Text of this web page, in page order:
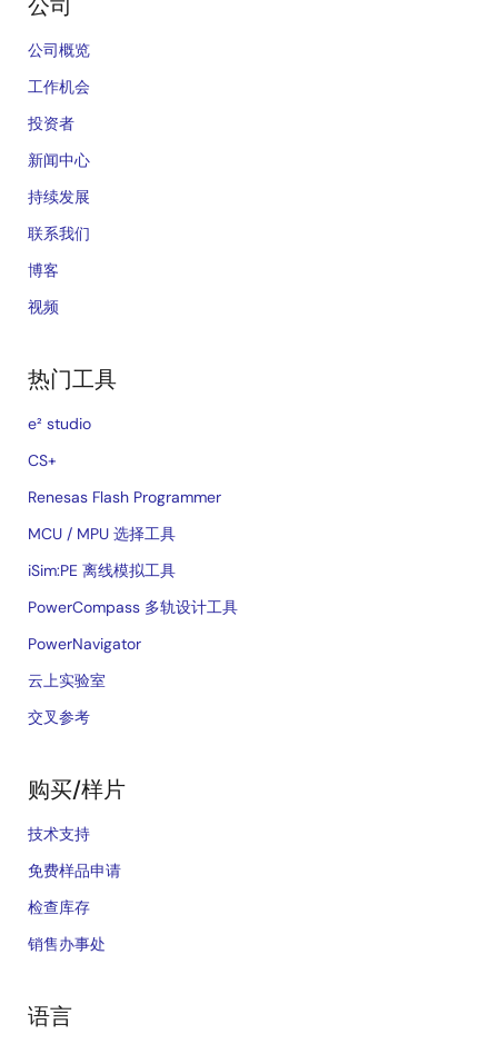
公司概览
工作机会
投资者
新闻中心
持续发展
联系我们
博客
视频
热门工具
e² studio
CS+
Renesas Flash Programmer
MCU / MPU 选择工具
iSim:PE 离线模拟工具
PowerCompass 多轨设计工具
PowerNavigator
云上实验室
交叉参考
购买/样片
技术支持
免费样品申请
检查库存
销售办事处
语言